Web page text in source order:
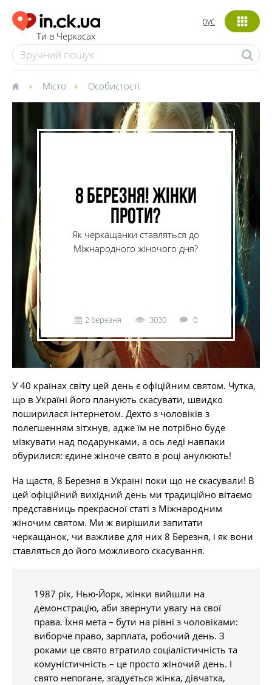
Ти в Черкасах
рус
Місто Особистості
8 Березня! Жінки
проти?
Як черкащанки ставляться до
Міжнародного жіночого дня?
2 березня 3030 0
У 40 країнах світу цей день є офіційним святом. Чутка,
що в Україні його планують скасувати, швидко
поширилася інтернетом. Дехто з чоловіків з
полегшенням зітхнув, адже їм не потрібно буде
мізкувати над подарунками, а ось леді навпаки
обурилися: єдине жіноче свято в році анулюють!
На щастя, 8 Березня в Україні поки що не скасували! В
цей офіційний вихідний день ми традиційно вітаємо
представниць прекрасної статі з Міжнародним
жіночим святом. Ми ж вирішили запитати
черкащанок, чи важливе для них 8 Березня, і як вони
ставляться до його можливого скасування.
1987 рік, Нью-Йорк, жінки вийшли на
демонстрацію, аби звернути увагу на свої
права. Їхня мета – бути на рівні з чоловіками:
виборче право, зарплата, робочий день. З
роками це свято втратило соціалістичність та
комуністичність – це просто жіночий день. І
свято непогане, згадується жінка, дівчатка,